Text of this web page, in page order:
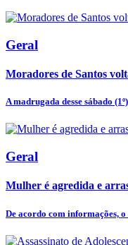
Geral
Moradores de Santos
A madrugada desse sábado
Geral
Mulher é agredida e
De acordo com informações,